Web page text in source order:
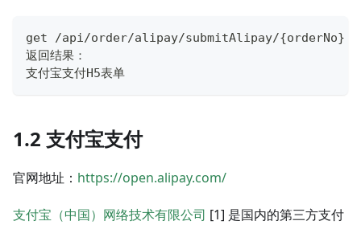
get /api/order/alipay/submitAlipay/{orderNo}
返回结果：
支付宝支付H5表单
1.2 支付宝支付
官网地址： https://open.alipay.com/
支付宝（中国）网络技术有限公司 [1] 是国内的第三方支付